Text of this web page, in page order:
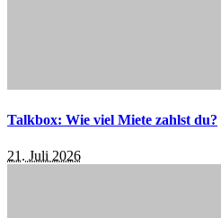
Talkbox: Wie viel Miete zahlst du?
21. Juli 2026